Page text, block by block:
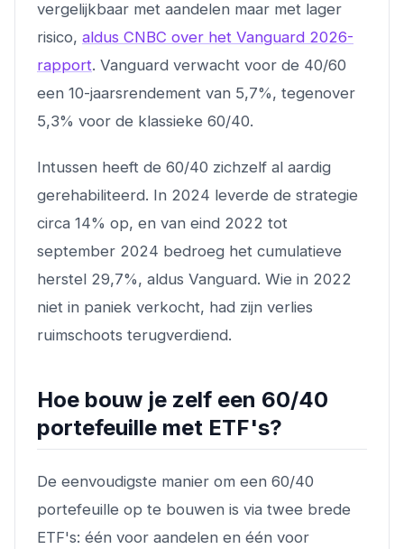
vergelijkbaar met aandelen maar met lager
risico, aldus CNBC over het Vanguard 2026-
rapport. Vanguard verwacht voor de 40/60
een 10-jaarsrendement van 5,7%, tegenover
5,3% voor de klassieke 60/40.
Intussen heeft de 60/40 zichzelf al aardig
gerehabiliteerd. In 2024 leverde de strategie
circa 14% op, en van eind 2022 tot
september 2024 bedroeg het cumulatieve
herstel 29,7%, aldus Vanguard. Wie in 2022
niet in paniek verkocht, had zijn verlies
ruimschoots terugverdiend.
Hoe bouw je zelf een 60/40
portefeuille met ETF's?
De eenvoudigste manier om een 60/40
portefeuille op te bouwen is via twee brede
ETF's: één voor aandelen en één voor